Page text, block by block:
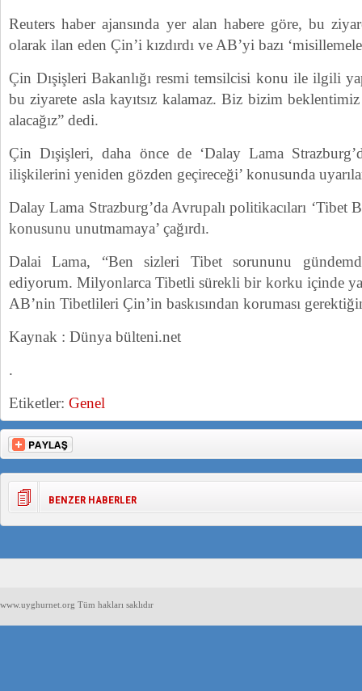
Reuters haber ajansında yer alan habere göre, bu
olarak ilan eden Çin’i kızdırdı ve AB’yi bazı
Çin Dışişleri Bakanlığı resmi temsilcisi konu ile ilgili
bu ziyarete asla kayıtsız kalamaz. Biz bizim
alacağız” dedi.
Çin Dışişleri, daha önce de ‘Dalay Lama
ilişkilerini yeniden gözden geçireceği’ konusunda
Dalay Lama Strazburg’da Avrupalı politikacıları ‘Tibet
konusunu unutmamaya’ çağırdı.
Dalai Lama, “Ben sizleri Tibet sorununu
ediyorum. Milyonlarca Tibetli sürekli bir korku içinde
AB’nin Tibetlileri Çin’in baskısından koruması
Kaynak : Dünya bülteni.net
.
Etiketler: Genel
BENZER HABERLER
www.uyghurnet.org Tüm hakları saklıdır